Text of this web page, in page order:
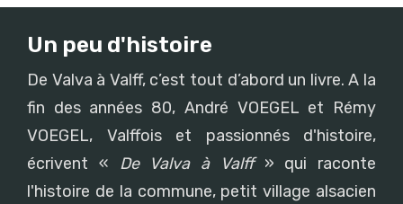
Un peu d'histoire
De Valva à Valff, c’est tout d’abord un livre. A la
fin des années 80, André VOEGEL et Rémy
VOEGEL, Valffois et passionnés d'histoire,
écrivent « De Valva à Valff» qui raconte
l'histoire de la commune, petit village alsacien